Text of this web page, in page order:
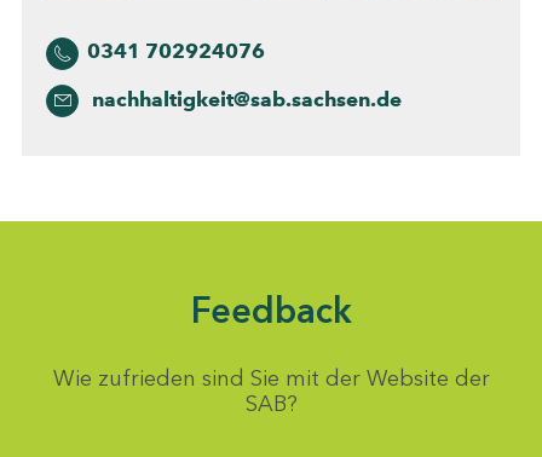
0341 702924076
nachhaltigkeit@sab.sachsen.de
Feedback
Wie zufrieden sind Sie mit der Website der
SAB?